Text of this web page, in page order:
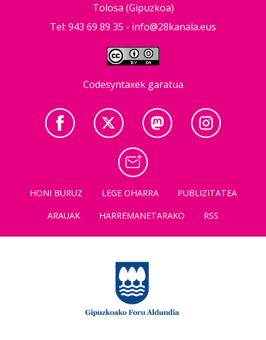
Tolosa (Gipuzkoa)
Tel: 943 69 89 35 - info@28kanala.eus
Codesyntaxek garatua
HONI BURUZ LEGE OHARRA
PUBLIZITATEA
ARAUAK
HARREMANETARAKO RSS